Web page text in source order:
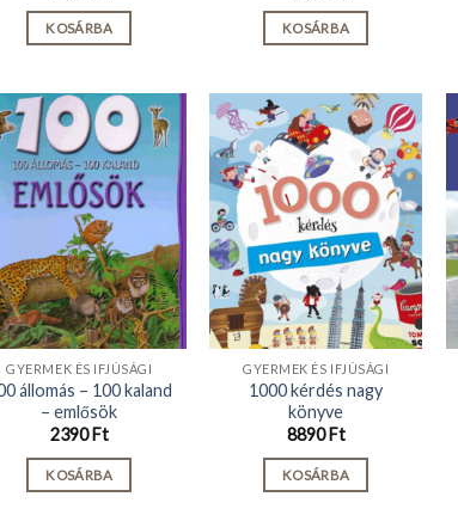
KOSÁRBA KOSÁRBA
GYERMEK ÉS IFJÚSÁGI
állomás – 100 kaland
– emlősök
2390Ft
KOSÁRBA
GYERMEK ÉS IFJÚSÁGI
1000 kérdés nagy
könyve
8890Ft
KOSÁRBA